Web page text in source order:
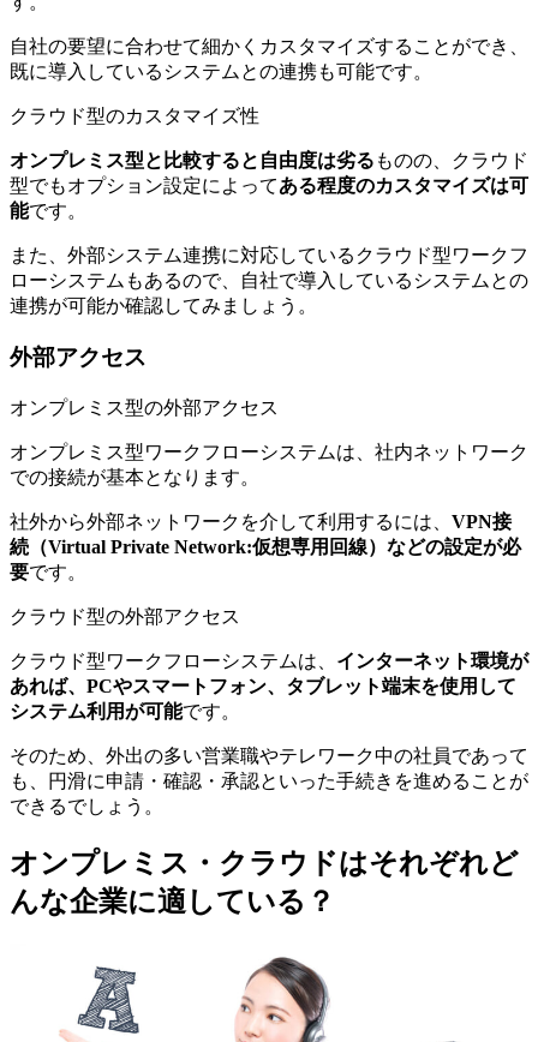
自社の要望に合わせて細かくカスタマイズすることができ、
既に導入しているシステムとの連携も可能です。
クラウド型のカスタマイズ性
オンプレミス型と比較すると自由度は劣る ものの、クラウド
型でもオプション設定によってある程度のカスタマイズは可
能です。
また、外部システム連携に対応しているクラウド型ワークフ
ローシステムもあるので、自社で導入しているシステムとの
連携が可能か確認してみましょう。
外部アクセス
オンプレミス型の外部アクセス
オンプレミス型ワークフローシステムは、社内ネットワーク
での接続が基本となります。
社外から外部ネットワークを介して利用するには、 VPN接
続（Virtual Private Network:仮想専用回線）などの設定が必
要です。
クラウド型の外部アクセス
クラウド型ワークフローシステムは、 インターネット環境が
あれば、PCやスマートフォン、タブレット端末を使用して
システム利用が可能です。
そのため、外出の多い営業職やテレワーク中の社員であって
も、円滑に申請・確認・承認といった手続きを進めることが
できるでしょう。
オンプレミス・クラウドはそれぞれど
んな企業に適している？